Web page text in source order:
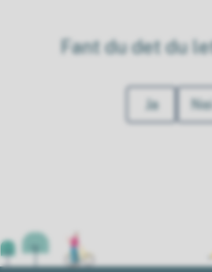
Fant du det du
Ja Nei